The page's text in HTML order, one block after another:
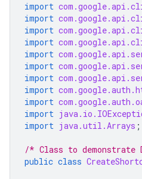
import
import
import
import
import
import
import
import
import
import
import java.util.Arrays ;
/* Class to
public class